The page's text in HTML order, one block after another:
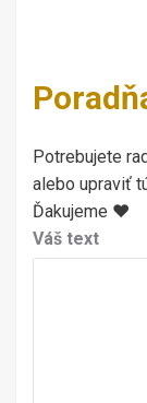
Potrebujete
alebo upraviť
Ďakujeme ♥
Váš text